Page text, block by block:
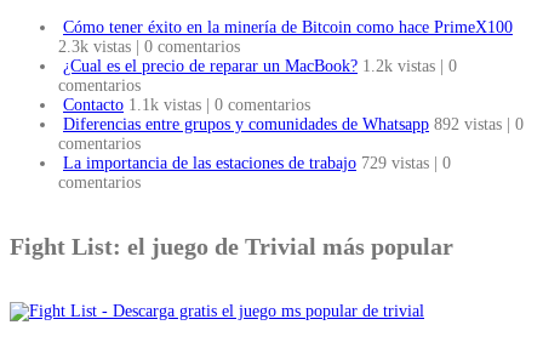
Cómo tener éxito en la minería de Bitcoin como hace PrimeX100
2.3k vistas
0 comentarios
¿Cual es el precio de reparar un MacBook? 1.2k vistas
0
comentarios
Contacto 1.1k vistas
0 comentarios
Diferencias entre grupos y comunidades de Whatsapp 892 vistas
0
comentarios
La importancia de las estaciones de trabajo 729 vistas
0
comentarios
Fight List: el juego de Trivial más popular